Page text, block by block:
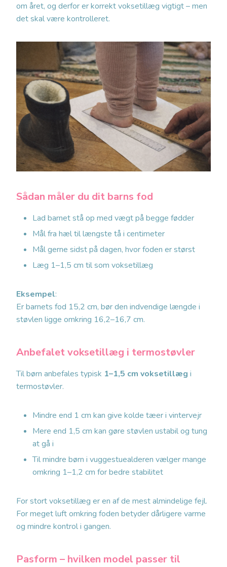
om året, og derfor er korrekt voksetillæg vigtigt – men
det skal være kontrolleret.
Sådan måler du dit barns fod
Lad barnet stå op med vægt på begge fødder
Mål fra hæl til længste tå i centimeter
Mål gerne sidst på dagen, hvor foden er størst
Læg 1–1,5 cm til som voksetillæg
Eksempel:
Er barnets fod 15,2 cm, bør den indvendige længde i
støvlen ligge omkring 16,2–16,7 cm.
Anbefalet voksetillæg i termostøvler
Til børn anbefales typisk 1–1,5 cm voksetillæg i
termostøvler.
Mindre end 1 cm kan give kolde tæer i vintervejr
Mere end 1,5 cm kan gøre støvlen ustabil og tung
at gå i
Til mindre børn i vuggestuealderen vælger mange
omkring 1–1,2 cm for bedre stabilitet
For stort voksetillæg er en af de mest almindelige fejl.
For meget luft omkring foden betyder dårligere varme
og mindre kontrol i gangen.
Pasform – hvilken model passer til